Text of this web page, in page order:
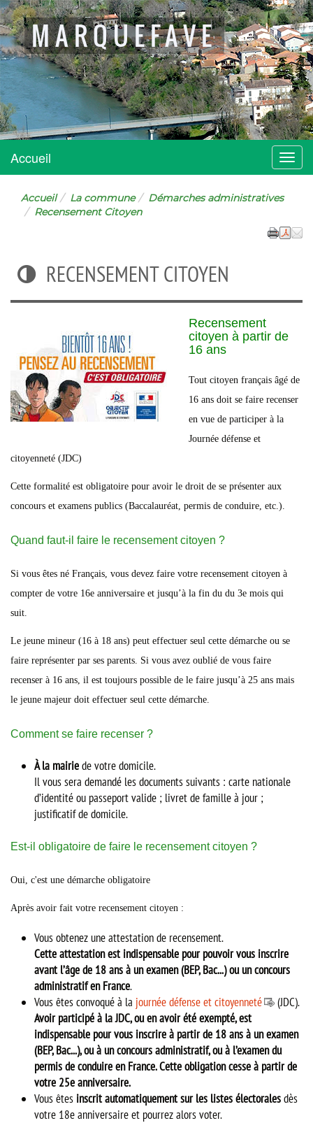
MARQUEFAVE
Menu
Accueil
Accueil La commune
Démarches administratives
Recensement Citoyen
RECENSEMENT CITOYEN
Recensement
citoyen à partir de
16 ans
Tout citoyen français âgé de
16 ans doit se faire recenser
en vue de participer à la
Journée défense et
citoyenneté (JDC)
Cette formalité est obligatoire pour avoir le droit de se présenter aux
concours et examens publics (Baccalauréat, permis de conduire, etc.).
Quand faut-il faire le recensement citoyen ?
Si vous êtes né Français, vous devez faire votre recensement citoyen à
compter de votre 16e anniversaire et jusqu’à la fin du du 3e mois qui
suit.
Le jeune mineur (16 à 18 ans) peut effectuer seul cette démarche ou se
faire représenter par ses parents. Si vous avez oublié de vous faire
recenser à 16 ans, il est toujours possible de le faire jusqu’à 25 ans mais
le jeune majeur doit effectuer seul cette démarche.
Comment se faire recenser ?
À la mairiede votre domicile.
Il vous sera demandé les documents suivants : carte nationale
d’identité ou passeport valide ; livret de famille à jour ;
justificatif de domicile.
Est-il obligatoire de faire le recensement citoyen ?
Oui, c'est une démarche obligatoire
Après avoir fait votre recensement citoyen :
Vous obtenez une attestation de recensement.
Cette attestation est indispensable pour pouvoir vous inscrire
avant l’âge de 18 ans à un examen (BEP, Bac...) ou un concours
administratif en France.
Vous êtes convoqué à la journée défense et citoyenneté
(JDC).
Avoir participé à la JDC, ou en avoir été exempté, est
indispensable pour vous inscrire à partir de 18 ans à un examen
(BEP, Bac...), ou à un concours administratif, ou à l’examen du
permis de conduire en France. Cette obligation cesse à partir de
votre 25e anniversaire.
Vous êtes inscrit automatiquement sur les listes électoralesdès
votre 18e anniversaire et pourrez alors voter.